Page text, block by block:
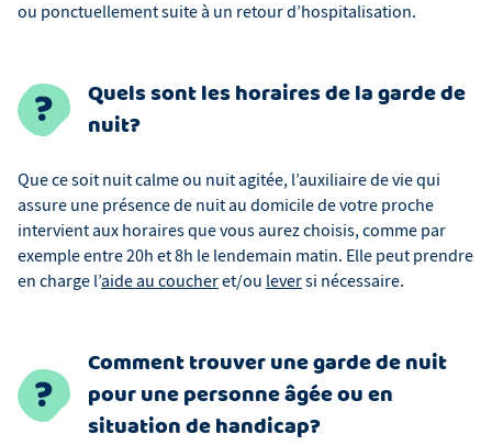
ou ponctuellement suite à un retour d’hospitalisation.
Quels sont les horaires de la garde de
nuit?
Que ce soit nuit calme ou nuit agitée, l’auxiliaire de vie qui
assure une présence de nuit au domicile de votre proche
intervient aux horaires que vous aurez choisis, comme par
exemple entre 20h et 8h le lendemain matin. Elle peut prendre
en charge l’aide au coucheret/ou leversi nécessaire.
Comment trouver une garde de nuit
pour une personne âgée ou en
situation de handicap?